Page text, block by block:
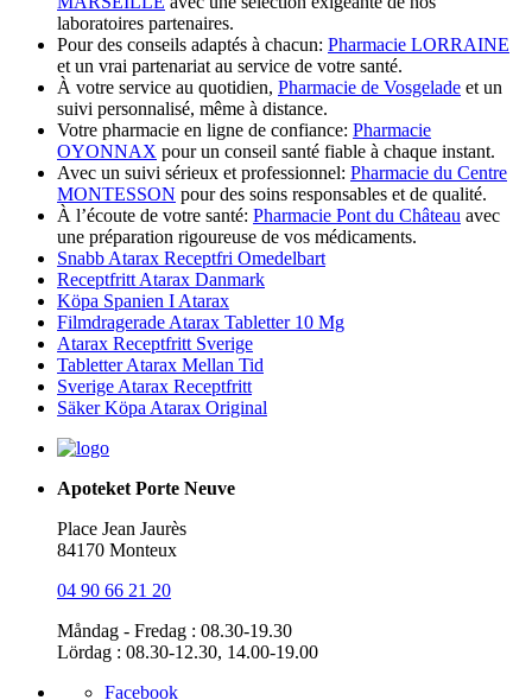
laboratoires partenaires.
Pour des conseils adaptés à chacun: Pharmacie LORRAINE
et un vrai partenariat au service de votre santé.
À votre service au quotidien, Pharmacie de Vosgelade et un
suivi personnalisé, même à distance.
Votre pharmacie en ligne de confiance: Pharmacie
OYONNAX pour un conseil santé fiable à chaque instant.
Avec un suivi sérieux et professionnel: Pharmacie du Centre
MONTESSON pour des soins responsables et de qualité.
À l’écoute de votre santé: Pharmacie Pont du Château avec
une préparation rigoureuse de vos médicaments.
Snabb Atarax Receptfri Omedelbart
Receptfritt Atarax Danmark
Köpa Spanien I Atarax
Filmdragerade Atarax Tabletter 10 Mg
Atarax Receptfritt Sverige
Tabletter Atarax Mellan Tid
Sverige Atarax Receptfritt
Säker Köpa Atarax Original
Apoteket Porte Neuve
Place Jean Jaurès
84170 Monteux
04 90 66 21 20
Måndag - Fredag : 08.30-19.30
Lördag : 08.30-12.30, 14.00-19.00
Facebook